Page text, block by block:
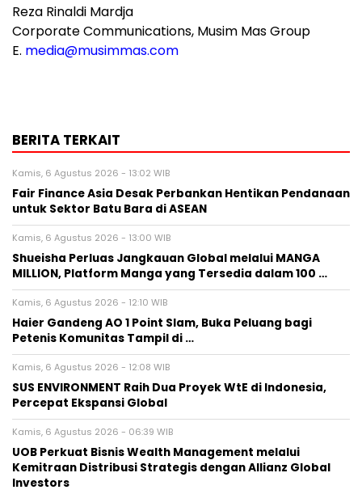
Reza Rinaldi Mardja
Corporate Communications, Musim Mas Group
E. media@musimmas.com
BERITA TERKAIT
Kamis, 6 Agustus 2026 - 13:02 WIB
Fair Finance Asia Desak Perbankan Hentikan Pendanaan
untuk Sektor Batu Bara di ASEAN
Kamis, 6 Agustus 2026 - 13:00 WIB
Shueisha Perluas Jangkauan Global melalui MANGA
MILLION, Platform Manga yang Tersedia dalam 100 …
Kamis, 6 Agustus 2026 - 12:10 WIB
Haier Gandeng AO 1 Point Slam, Buka Peluang bagi
Petenis Komunitas Tampil di …
Kamis, 6 Agustus 2026 - 12:08 WIB
SUS ENVIRONMENT Raih Dua Proyek WtE di Indonesia,
Percepat Ekspansi Global
Kamis, 6 Agustus 2026 - 06:39 WIB
UOB Perkuat Bisnis Wealth Management melalui
Kemitraan Distribusi Strategis dengan Allianz Global
Investors